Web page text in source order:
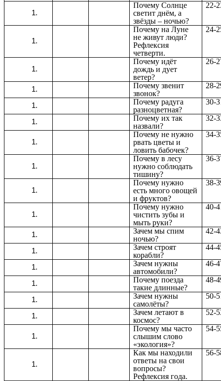
Почему Солнце
светит днём, а
звёзды – ночью?
22-
Почему на Луне
не живут люди?
Рефлексия
четверти.
24-
Почему идёт
дождь и дует
ветер?
26-
Почему звенит
звонок?
28-
Почему радуга
разноцветная?
30-
Почему их так
назвали?
32-
Почему не нужно
рвать цветы и
ловить бабочек?
34-
Почему в лесу
нужно соблюдать
тишину?
36-
Почему нужно
есть много овощей
и фруктов?
38-
Почему нужно
чистить зубы и
мыть руки?
40-
Зачем мы спим
ночью?
42-
Зачем строят
корабли?
44-
Зачем нужны
автомобили?
46-
Почему поезда
такие длинные?
48-
Зачем нужны
самолёты?
50-
Зачем летают в
космос?
52-
Почему мы часто
слышим слово
«экология»?
54-
Как мы находили
ответы на свои
вопросы?
Рефлексия года.
56-